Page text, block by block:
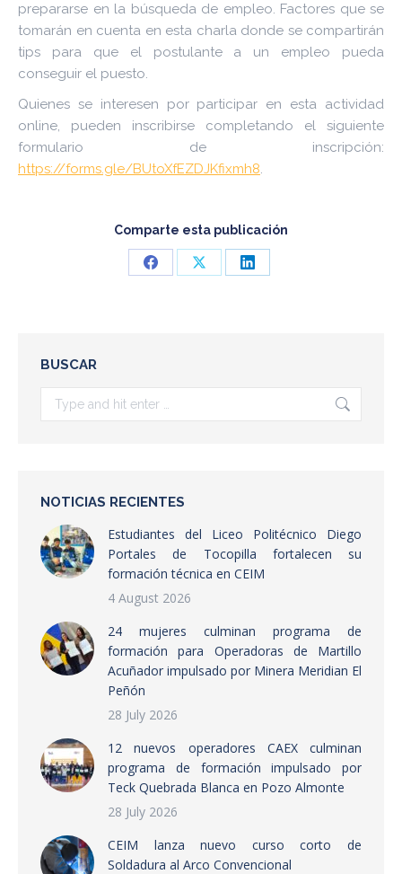
prepararse en la búsqueda de empleo. Factores que se
tomarán en cuenta en esta charla donde se compartirán
tips para que el postulante a un empleo pueda
conseguir el puesto.
Quienes se interesen por participar en esta actividad
online, pueden inscribirse completando el siguiente
formulario de inscripción:
https://forms.gle/BUtoXfEZDJKfixmh8.
Comparte esta publicación
Share
Share
Share
BUSCAR
Search:
NOTICIAS RECIENTES
Estudiantes del Liceo Politécnico Diego
Portales de Tocopilla fortalecen su
formación técnica en CEIM
4 August 2026
24 mujeres culminan programa de
formación para Operadoras de Martillo
Acuñador impulsado por Minera Meridian El
Peñón
28 July 2026
12 nuevos operadores CAEX culminan
programa de formación impulsado por
Teck Quebrada Blanca en Pozo Almonte
28 July 2026
CEIM lanza nuevo curso corto de
Soldadura al Arco Convencional